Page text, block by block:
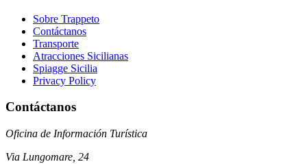
Sobre Trappeto
Contáctanos
Transporte
Atracciones Sicilianas
Spiagge Sicilia
Privacy Policy
Contáctanos
Oficina de Información Turística
Via Lungomare, 24